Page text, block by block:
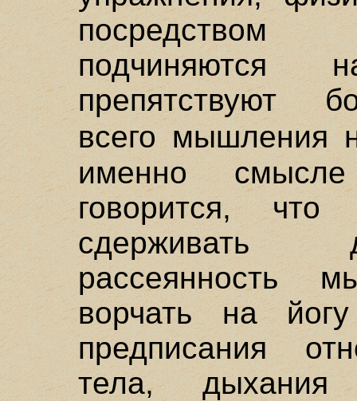
посредством
подчиняются
препятствуют
всего мышления
именно
говорится,
сдерживать
рассеянность
ворчать на
предписания
тела,